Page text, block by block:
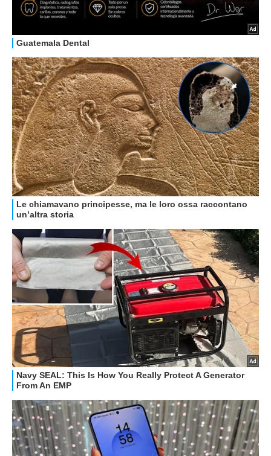
GUIDE ALL'ACQUISTO